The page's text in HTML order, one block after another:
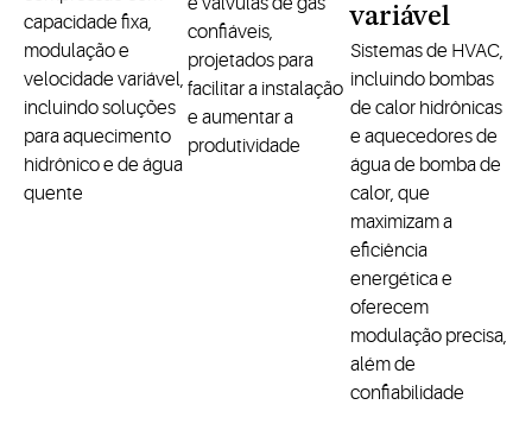
capacidade fixa,
modulação e
velocidade variável,
incluindo soluções
para aquecimento
hidrônico e de água
quente
confiáveis,
projetados para
facilitar a instalação
e aumentar a
produtividade
variável
Sistemas de HVAC,
incluindo bombas
de calor hidrônicas
e aquecedores de
água de bomba de
calor, que
maximizam a
eficiência
energética e
oferecem
modulação precisa,
além de
confiabilidade